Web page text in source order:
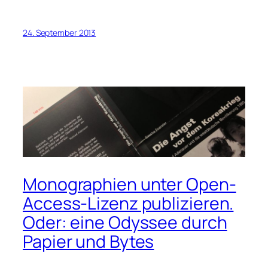
24. September 2013
Monographien unter Open-
Access-Lizenz publizieren.
Oder: eine Odyssee durch
Papier und Bytes